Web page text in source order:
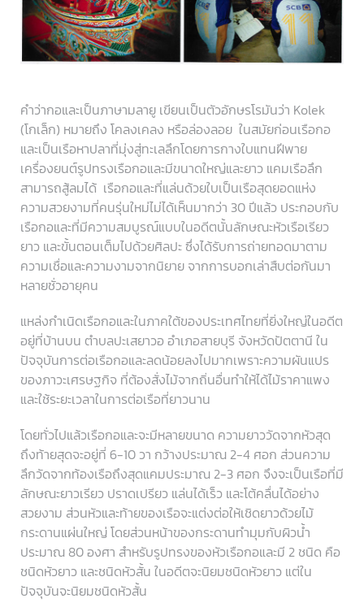
คำว่ากอและเป็นภาษามลายู เขียนเป็นตัวอักษรโรมันว่า Kolek
(โกเล็ก) หมายถึง โคลงเคลง หรือล่องลอย ในสมัยก่อนเรือกอ
และเป็นเรือหาปลาที่มุ่งสู่ทะเลลึกโดยการกางใบแทนฝีพาย
เครื่องยนต์รูปทรงเรือกอและมีขนาดใหญ่และยาว แคมเรือลึก
สามารถสู้ลมได้ เรือกอและที่แล่นด้วยใบเป็นเรือสุดยอดแห่ง
ความสวยงามที่คนรุ่นใหม่ไม่ได้เห็นมากว่า 30 ปีแล้ว ประกอบกับ
เรือกอและที่มีความสมบูรณ์แบบในอดีตนั้นลักษณะหัวเรือเรียว
ยาว และขั้นตอนเต็มไปด้วยศิลปะ ซึ่งได้รับการถ่ายทอดมาตาม
ความเชื่อและความงามจากนิยาย จากการบอกเล่าสืบต่อกันมา
หลายชั่วอายุคน
แหล่งกำเนิดเรือกอและในภาคใต้ของประเทศไทยที่ยิ่งใหญ่ในอดีต
อยู่ที่บ้านบน ตำบลปะเสยาวอ อำเภอสายบุรี จังหวัดปัตตานี ใน
ปัจจุบันการต่อเรือกอและลดน้อยลงไปมากเพราะความผันแปร
ของภาวะเศรษฐกิจ ที่ต้องสั่งไม้จากถิ่นอื่นทำให้ได้ไม้ราคาแพง
และใช้ระยะเวลาในการต่อเรือที่ยาวนาน
โดยทั่วไปแล้วเรือกอและจะมีหลายขนาด ความยาววัดจากหัวสุด
ถึงท้ายสุดจะอยู่ที่ 6-10 วา กว้างประมาณ 2-4 ศอก ส่วนความ
ลึกวัดจากท้องเรือถึงสุดแคมประมาณ 2-3 ศอก จึงจะเป็นเรือที่มี
ลักษณะยาวเรียว ปราดเปรียว แล่นได้เร็ว และโต้คลื่นได้อย่าง
สวยงาม ส่วนหัวและท้ายของเรือจะแต่งต่อให้เชิดยาวด้วยไม้
กระดานแผ่นใหญ่ โดยส่วนหน้าของกระดานทำมุมกับผิวน้ำ
ประมาณ 80 องศา สำหรับรูปทรงของหัวเรือกอและมี 2 ชนิด คือ
ชนิดหัวยาว และชนิดหัวสั้น ในอดีตจะนิยมชนิดหัวยาว แต่ใน
ปัจจุบันจะนิยมชนิดหัวสั้น